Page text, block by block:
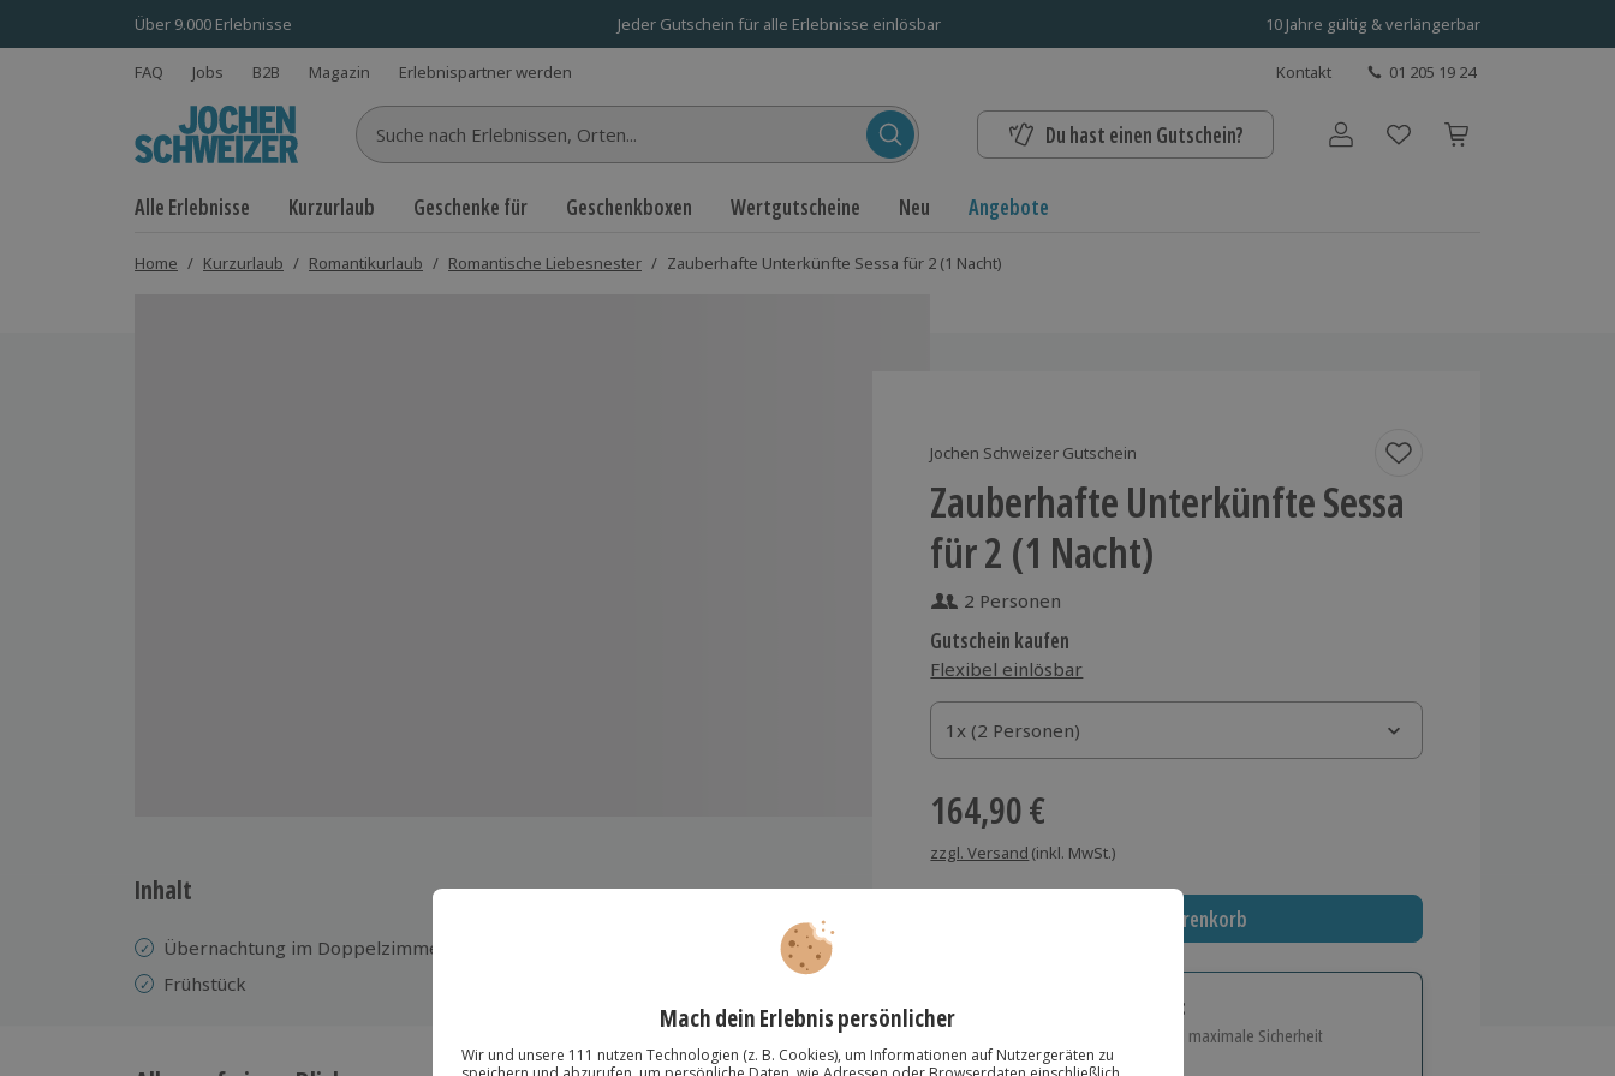
Über 9.000 Erlebnisse Jeder Gutschein für alle Erlebnisse einlösbar 10 Jahre gültig & verlängerbar
FAQ Jobs B2B Magazin Erlebnispartner werden Kontakt 01 205 19 24
Suche nach Erlebnissen... Du hast einen Gutschein? Benutzerkonto
Alle Erlebnisse Kurzurlaub Geschenke für Geschenkboxen Wertgutscheine Neu Angebote
Home / Kurzurlaub / Romantikurlaub / Romantische Liebesnester / Zauberhafte Unterkünfte Sessa für 2 (1 Nacht)
Jochen Schweizer Gutschein
Zauberhafte Unterkünfte Sessa
für 2 (1 Nacht)
2 Personen
Gutschein kaufen
Flexibel einlösbar
1x (2 Personen)
1x (2 Personen)
1x (2 Personen)
164,90 €
zzgl. Versand (inkl. MwSt.)
In den Warenkorb
Immer das richtige Geschenk:
Große Auswahl, volle Flexibilität und maximale Sicherheit
Inhalt
Übernachtung im Doppelzimmer
Frühstück